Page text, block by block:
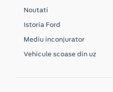
Noutati
Istoria Ford
Mediu inconjurator
Vehicule scoase din uz